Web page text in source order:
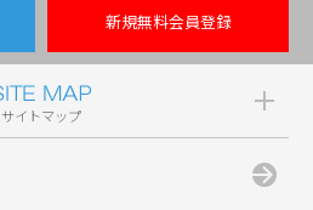
新規無料会員登録
サイトマップ